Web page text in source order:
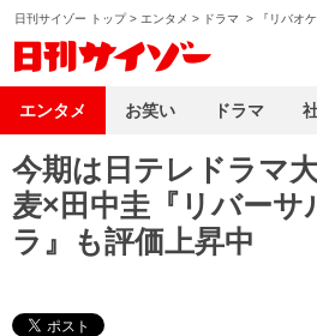
日刊サイゾー トップ> エンタメ > ドラマ > 『リバオ
今期は日テレドラマ
麦×田中圭『リバーサ
ラ』も評価上昇中
エンタメ お笑い ドラマ